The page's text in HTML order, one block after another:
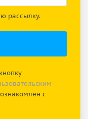
рассылку.
с